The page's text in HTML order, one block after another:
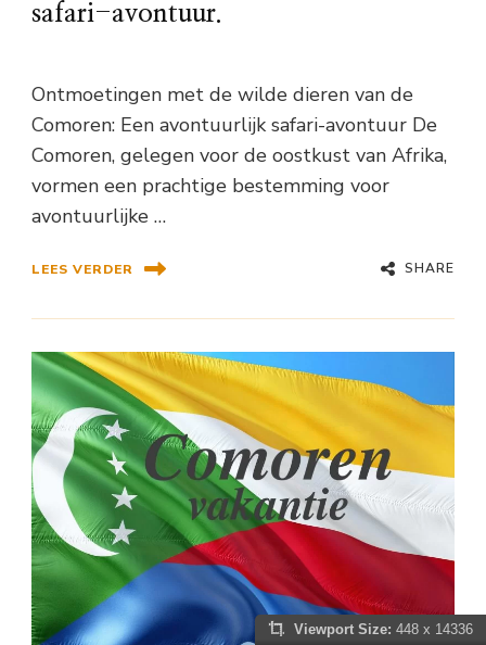
safari-avontuur.
Ontmoetingen met de wilde dieren van de
Comoren: Een avontuurlijk safari-avontuur De
Comoren, gelegen voor de oostkust van Afrika,
vormen een prachtige bestemming voor
avontuurlijke …
LEES VERDER SHARE
Viewport Size: 448 x 14336